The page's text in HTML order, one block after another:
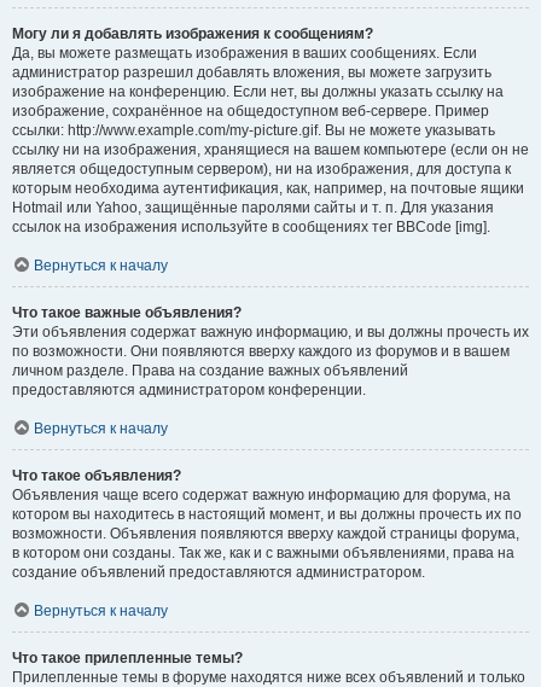
Могу ли я добавлять изображения к сообщениям?
Да, вы можете размещать изображения в ваших сообщениях. Если
администратор разрешил добавлять вложения, вы можете загрузить
изображение на конференцию. Если нет, вы должны указать ссылку на
изображение, сохранённое на общедоступном веб-сервере. Пример
ссылки: http://www.example.com/my-picture.gif. Вы не можете указывать
ссылку ни на изображения, хранящиеся на вашем компьютере (если он не
является общедоступным сервером), ни на изображения, для доступа к
которым необходима аутентификация, как, например, на почтовые ящики
Hotmail или Yahoo, защищённые паролями сайты и т. п. Для указания
ссылок на изображения используйте в сообщениях тег BBCode [img].
Вернуться к началу
Что такое важные объявления?
Эти объявления содержат важную информацию, и вы должны прочесть их
по возможности. Они появляются вверху каждого из форумов и в вашем
личном разделе. Права на создание важных объявлений
предоставляются администратором конференции.
Вернуться к началу
Что такое объявления?
Объявления чаще всего содержат важную информацию для форума, на
котором вы находитесь в настоящий момент, и вы должны прочесть их по
возможности. Объявления появляются вверху каждой страницы форума,
в котором они созданы. Так же, как и с важными объявлениями, права на
создание объявлений предоставляются администратором.
Вернуться к началу
Что такое прилепленные темы?
Прилепленные темы в форуме находятся ниже всех объявлений и только